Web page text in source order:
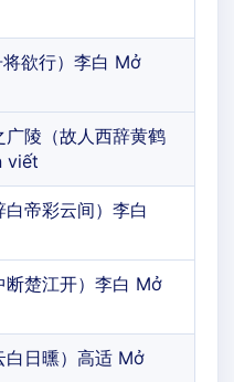
欲行）李白 Mở
陵（故人西辞黄鹤
viết
帝彩云间）李白
断楚江开）李白 Mở
白日曛）高适 Mở